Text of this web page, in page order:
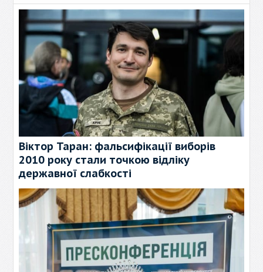
Віктор Таран: фальсифікації виборів
2010 року стали точкою відліку
державної слабкості